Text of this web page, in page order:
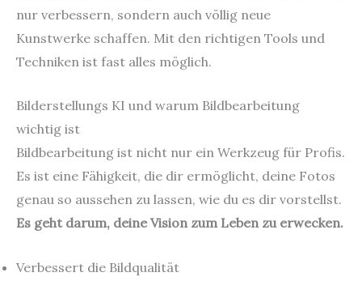
nur verbessern, sondern auch völlig neue
Kunstwerke schaffen. Mit den richtigen Tools und
Techniken ist fast alles möglich.
Bilderstellungs KI und warum Bildbearbeitung
wichtig ist
Bildbearbeitung ist nicht nur ein Werkzeug für Profis.
Es ist eine Fähigkeit, die dir ermöglicht, deine Fotos
genau so aussehen zu lassen, wie du es dir vorstellst.
Es geht darum, deine Vision zum Leben zu erwecken.
Verbessert die Bildqualität